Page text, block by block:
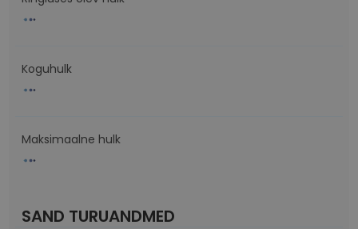
Koguhulk
Maksimaalne hulk
SAND TURUANDMED